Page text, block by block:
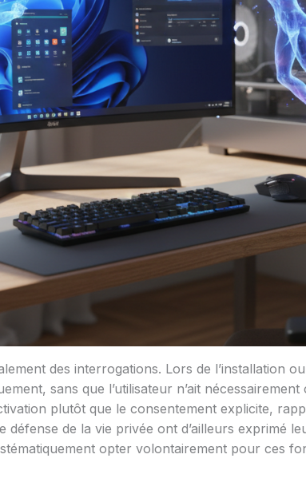
des interrogations. Lors de l’installation
sans que l’utilisateur n’ait
plutôt que le consentement explicite,
défense de la vie privée ont d’ailleurs exprimé
opter volontairement pour ces